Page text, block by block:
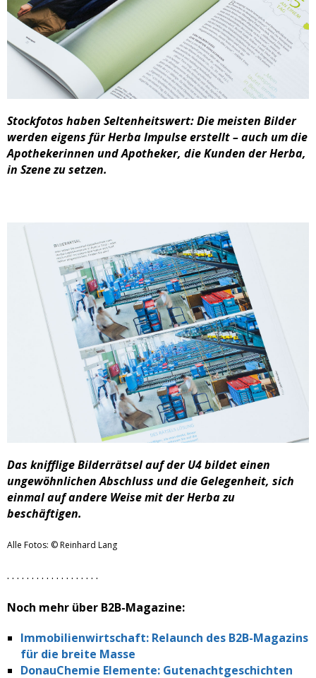
Stockfotos haben Seltenheitswert: Die meisten Bilder
werden eigens für Herba Impulse erstellt – auch um die
Apothekerinnen und Apotheker, die Kunden der Herba,
in Szene zu setzen.
Das knifflige Bilderrätsel auf der U4 bildet einen
ungewöhnlichen Abschluss und die Gelegenheit, sich
einmal auf andere Weise mit der Herba zu
beschäftigen.
Alle Fotos: © Reinhard Lang
. . . . . . . . . . . . . . . . . . .
Noch mehr über B2B-Magazine:
Immobilienwirtschaft: Relaunch des B2B-Magazins
für die breite Masse
DonauChemie Elemente: Gutenachtgeschichten